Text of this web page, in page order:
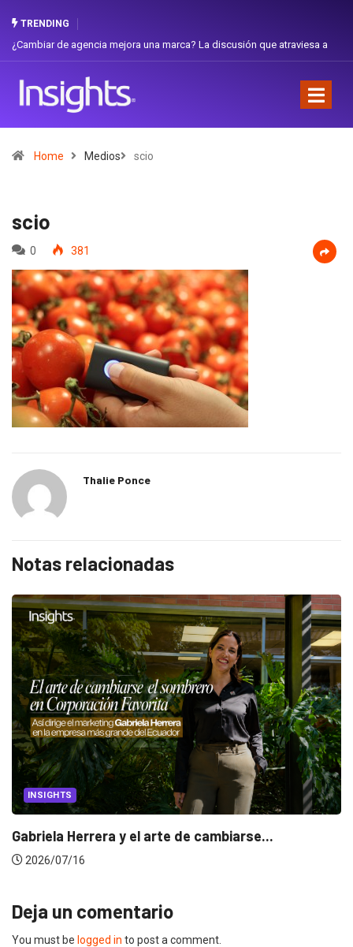
TRENDING
de agencia mejora una marca? La discusión que atraviesa a
Gabriela
Home Medios scio
scio
0 381
Thalie Ponce
Notas relacionadas
INSIGHTS
Gabriela Herrera y el arte de cambiarse...
2026/07/16
Deja un comentario
You must be logged in to post a comment.